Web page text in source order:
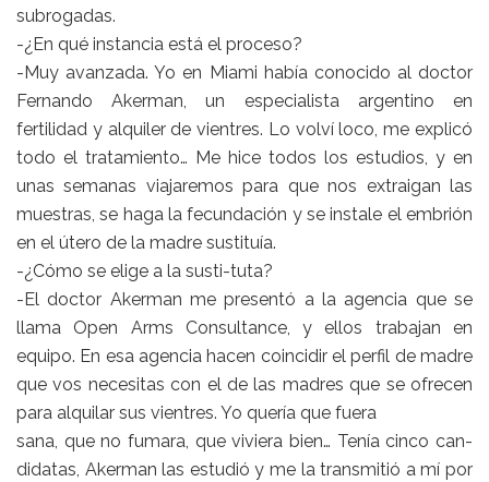
subrogadas.
-¿En qué instancia está el proceso?
-Muy avanzada. Yo en Miami había conocido al doctor
Fernando Akerman, un especialista argentino en
fertilidad y alquiler de vientres. Lo volví loco, me explicó
todo el tratamiento… Me hice todos los estudios, y en
unas semanas viajaremos para que nos extraigan las
muestras, se haga la fecundación y se instale el embrión
en el útero de la madre sustituía.
-¿Cómo se elige a la susti-tuta?
-El doctor Akerman me presentó a la agencia que se
llama Open Arms Consultance, y ellos trabajan en
equipo. En esa agencia hacen coincidir el perfil de madre
que vos necesitas con el de las madres que se ofrecen
para alquilar sus vientres. Yo quería que fuera
sana, que no fumara, que viviera bien… Tenía cinco can-
didatas, Akerman las estudió y me la transmitió a mí por